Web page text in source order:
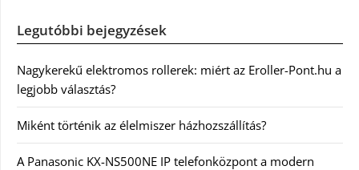
Legutóbbi bejegyzések
Nagykerekű elektromos rollerek: miért az Eroller-Pont.hu a
legjobb választás?
Miként történik az élelmiszer házhozszállítás?
A Panasonic KX-NS500NE IP telefonközpont a modern